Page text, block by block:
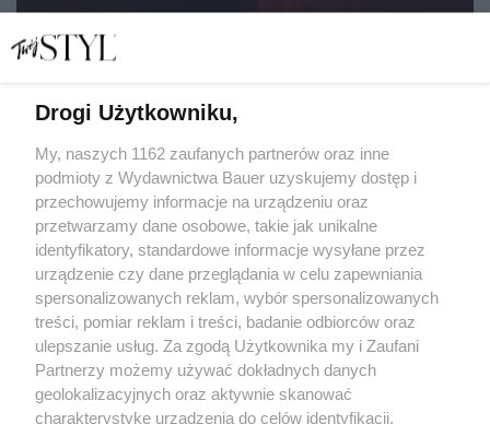
do siebie jest najważniejsza!
MARIA DĄBROWSKA
ROMANTYCZNE
Drogi Użytkowniku,
My, naszych 1162 zaufanych partnerów oraz inne
podmioty z Wydawnictwa Bauer uzyskujemy dostęp i
przechowujemy informacje na urządzeniu oraz
przetwarzamy dane osobowe, takie jak unikalne
identyfikatory, standardowe informacje wysyłane przez
urządzenie czy dane przeglądania w celu zapewniania
spersonalizowanych reklam, wybór spersonalizowanych
treści, pomiar reklam i treści, badanie odbiorców oraz
ulepszanie usług. Za zgodą Użytkownika my i Zaufani
Partnerzy możemy używać dokładnych danych
geolokalizacyjnych oraz aktywnie skanować
charakterystykę urządzenia do celów identyfikacji.